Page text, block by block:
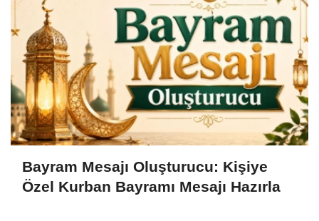
Bayram Mesajı Oluşturucu: Kişiye
Özel Kurban Bayramı Mesajı Hazırla